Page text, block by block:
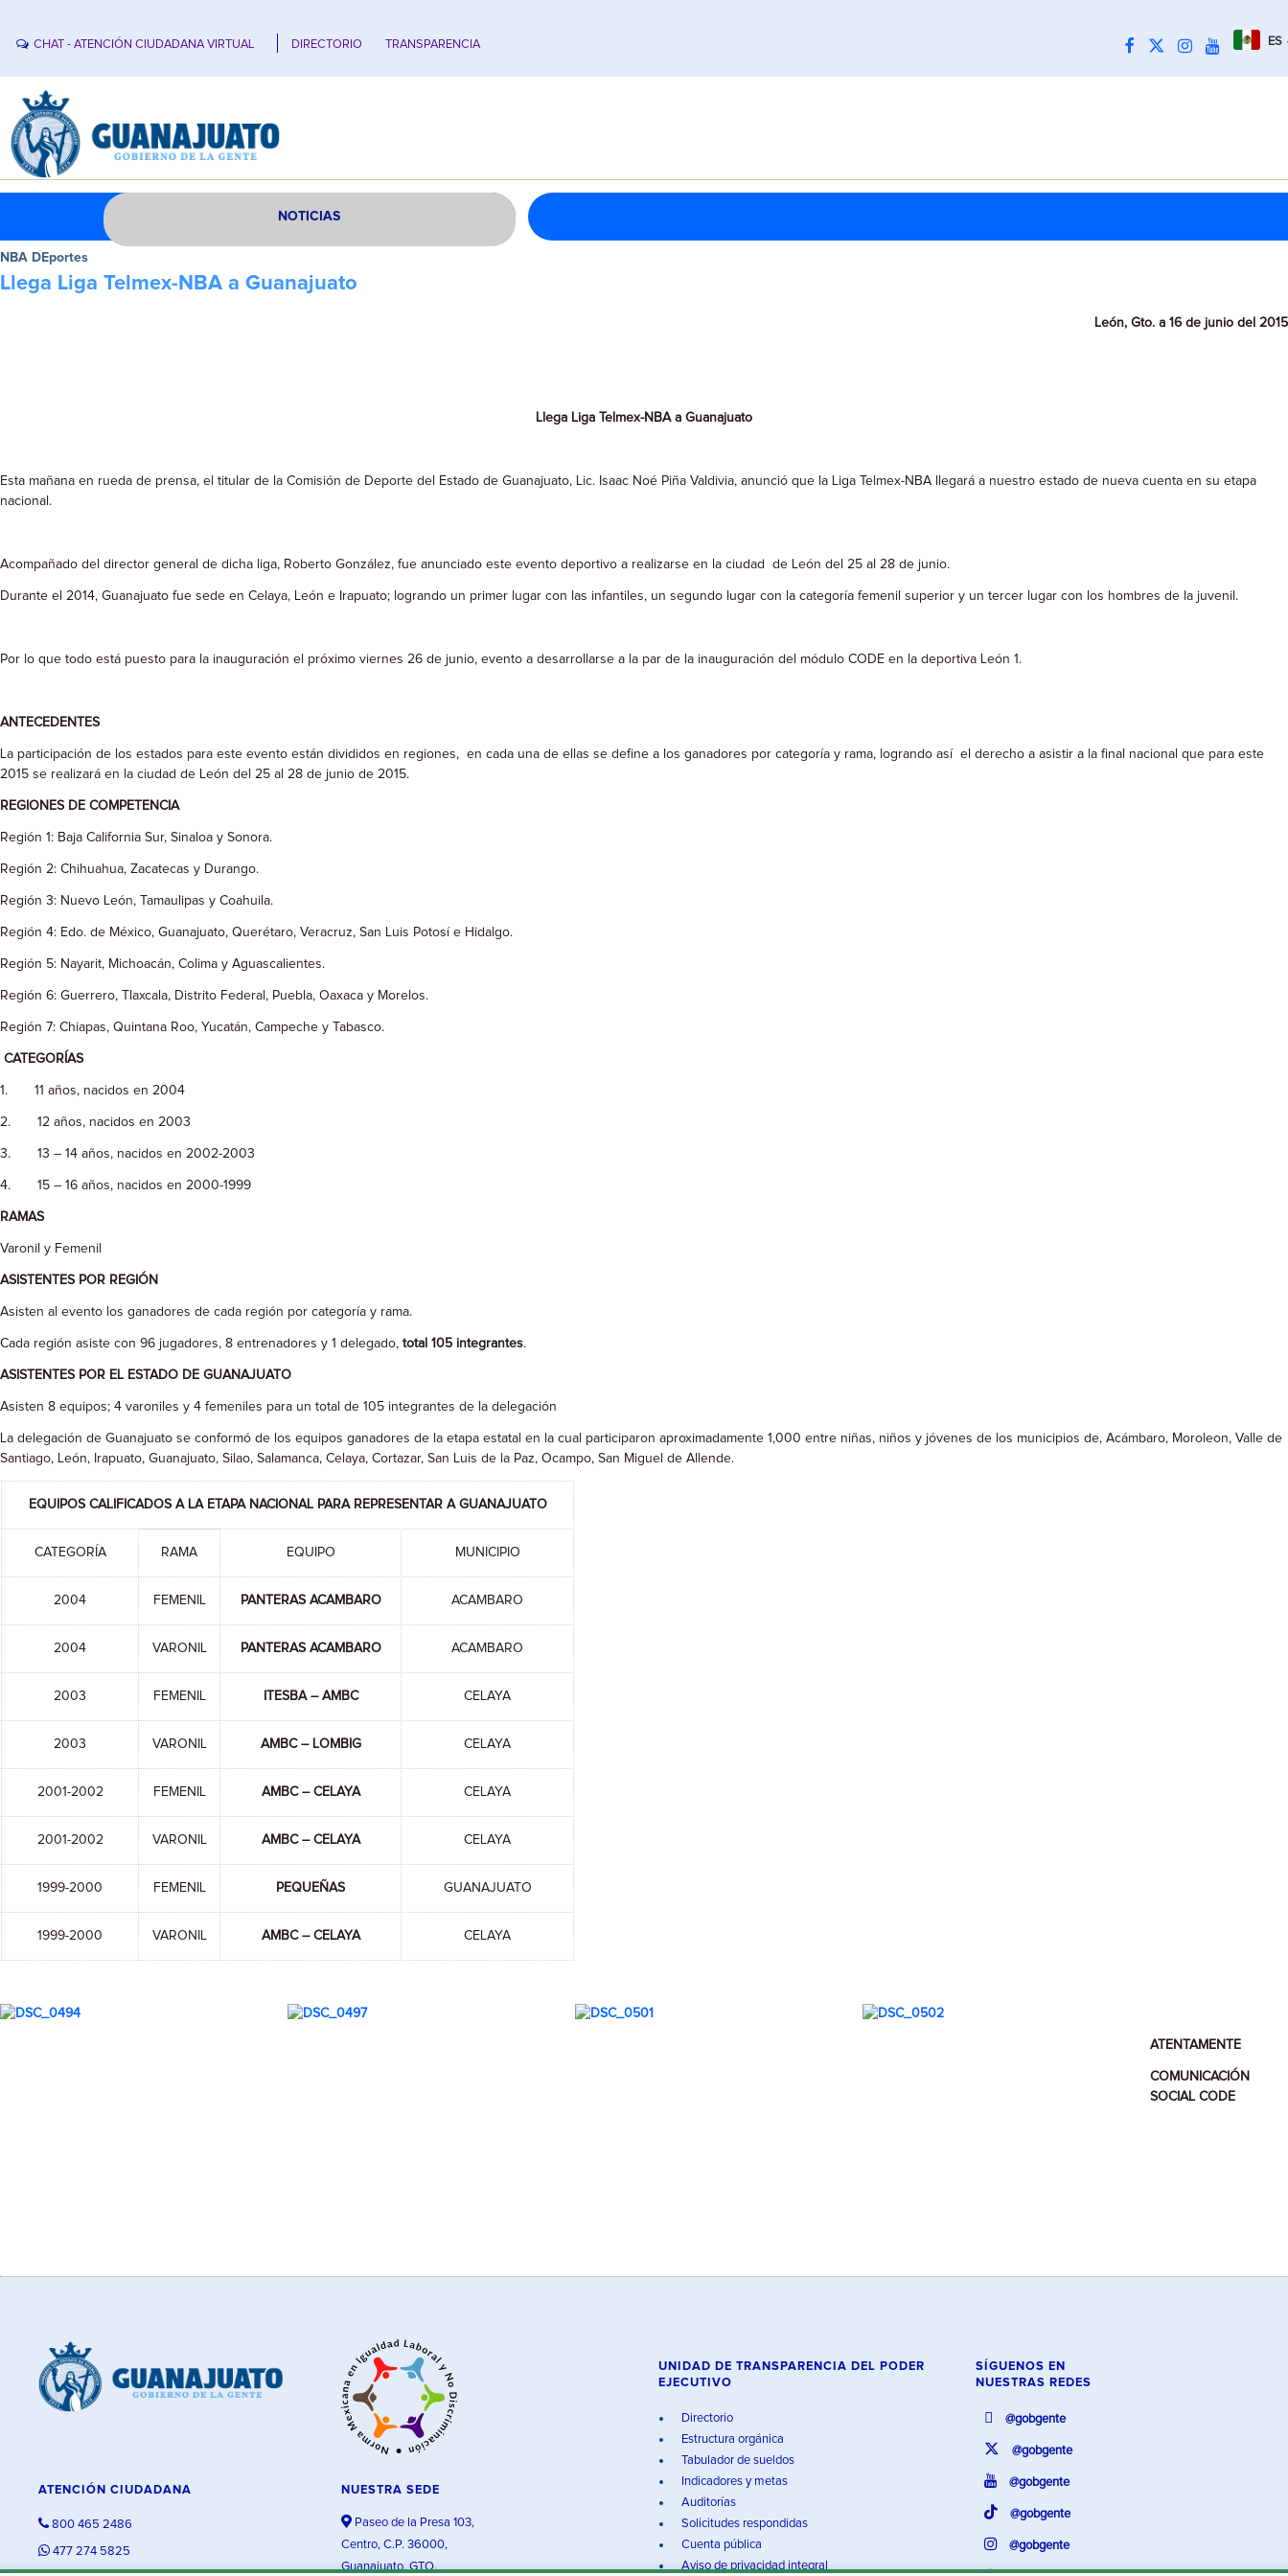
CHAT - ATENCIÓN CIUDADANA VIRTUAL DIRECTORIO TRANSPARENCIA ES
NOTICIAS
NBA DEportes
Llega Liga Telmex-NBA a Guanajuato
León, Gto. a 16 de junio del 2015
Llega Liga Telmex-NBA a Guanajuato
Esta mañana en rueda de prensa, el titular de la Comisión de Deporte del Estado de Guanajuato, Lic. Isaac Noé Piña Valdivia, anunció que la Liga Telmex-NBA llegará a nuestro estado de nueva cuenta en su etapa
nacional.
Acompañado del director general de dicha liga, Roberto González, fue anunciado este evento deportivo a realizarse en la ciudad de León del 25 al 28 de junio.
Durante el 2014, Guanajuato fue sede en Celaya, León e Irapuato; logrando un primer lugar con las infantiles, un segundo lugar con la categoría femenil superior y un tercer lugar con los hombres de la juvenil.
Por lo que todo está puesto para la inauguración el próximo viernes 26 de junio, evento a desarrollarse a la par de la inauguración del módulo CODE en la deportiva León 1.
ANTECEDENTES
La participación de los estados para este evento están divididos en regiones, en cada una de ellas se define a los ganadores por categoría y rama, logrando así el derecho a asistir a la final nacional que para este
2015 se realizará en la ciudad de León del 25 al 28 de junio de 2015.
REGIONES DE COMPETENCIA
Región 1: Baja California Sur, Sinaloa y Sonora.
Región 2: Chihuahua, Zacatecas y Durango.
Región 3: Nuevo León, Tamaulipas y Coahuila.
Región 4: Edo. de México, Guanajuato, Querétaro, Veracruz, San Luis Potosí e Hidalgo.
Región 5: Nayarit, Michoacán, Colima y Aguascalientes.
Región 6: Guerrero, Tlaxcala, Distrito Federal, Puebla, Oaxaca y Morelos.
Región 7: Chiapas, Quintana Roo, Yucatán, Campeche y Tabasco.
CATEGORÍAS
1. 11 años, nacidos en 2004
2. 12 años, nacidos en 2003
3. 13 – 14 años, nacidos en 2002-2003
4. 15 – 16 años, nacidos en 2000-1999
RAMAS
Varonil y Femenil
ASISTENTES POR REGIÓN
Asisten al evento los ganadores de cada región por categoría y rama.
Cada región asiste con 96 jugadores, 8 entrenadores y 1 delegado, total 105 integrantes.
ASISTENTES POR EL ESTADO DE GUANAJUATO
Asisten 8 equipos; 4 varoniles y 4 femeniles para un total de 105 integrantes de la delegación
La delegación de Guanajuato se conformó de los equipos ganadores de la etapa estatal en la cual participaron aproximadamente 1,000 entre niñas, niños y jóvenes de los municipios de, Acámbaro, Moroleon, Valle de
Santiago, León, Irapuato, Guanajuato, Silao, Salamanca, Celaya, Cortazar, San Luis de la Paz, Ocampo, San Miguel de Allende.
EQUIPOS CALIFICADOS A LA ETAPA NACIONAL PARA REPRESENTAR A GUANAJUATO
CATEGORÍA RAMA EQUIPO MUNICIPIO
2004 FEMENIL PANTERAS ACAMBARO ACAMBARO
2004 VARONIL PANTERAS ACAMBARO ACAMBARO
2003 FEMENIL ITESBA – AMBC CELAYA
2003 VARONIL AMBC – LOMBIG CELAYA
2001-2002 FEMENIL AMBC – CELAYA CELAYA
2001-2002 VARONIL AMBC – CELAYA CELAYA
1999-2000 FEMENIL PEQUEÑAS GUANAJUATO
1999-2000 VARONIL AMBC – CELAYA CELAYA
ATENTAMENTE
COMUNICACIÓN
SOCIAL CODE
ATENCIÓN CIUDADANA
800 465 2486
477 274 5825
NUESTRA SEDE
Paseo de la Presa 103,
Centro, C.P. 36000,
Guanajuato, GTO.
UNIDAD DE TRANSPARENCIA DEL PODER
EJECUTIVO
Directorio
Estructura orgánica
Tabulador de sueldos
Indicadores y metas
Auditorías
Solicitudes respondidas
Cuenta pública
Aviso de privacidad integral
SÍGUENOS EN
NUESTRAS REDES
@gobgente
@gobgente
@gobgente
@gobgente
@gobgente